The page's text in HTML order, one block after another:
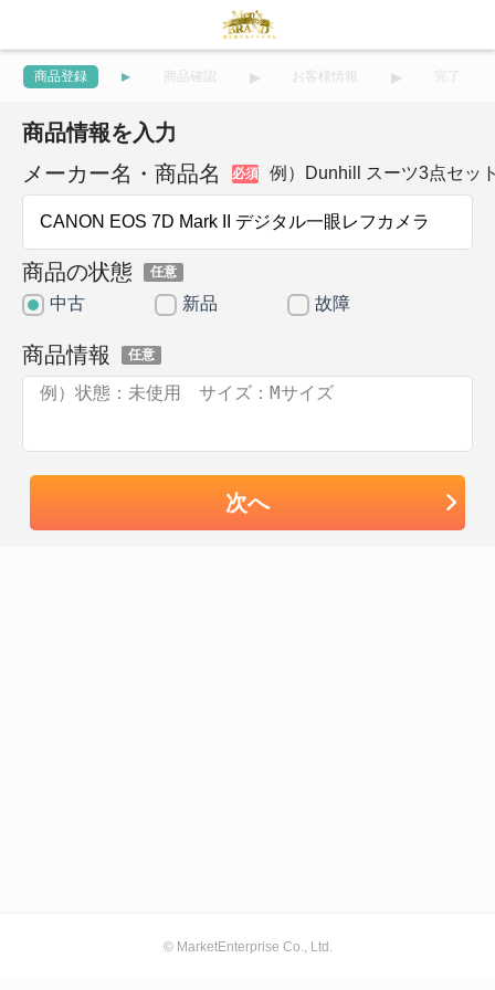
商品登録 商品確認 お客様情報 完了
商品情報を入力
メーカー名・商品名
必須 例）Dunhill スーツ3点セッ
商品の状態 任意
中古 新品 故障
商品情報 任意
次へ
© MarketEnterprise Co., Ltd.